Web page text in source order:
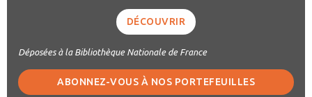
DÉCOUVRIR
Déposées à la Bibliothèque Nationale de France
ABONNEZ-VOUS À NOS PORTEFEUILLES